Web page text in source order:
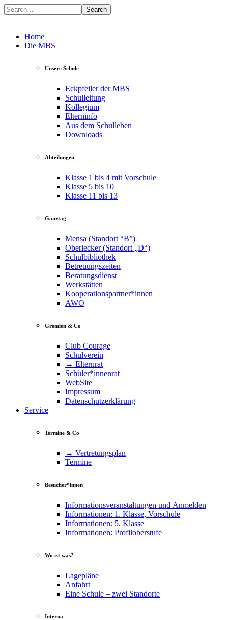
Search
Home
Die MBS
Unsere Schule
Eckpfeiler der MBS
Schulleitung
Kollegium
Elterninfo
Aus dem Schulleben
Downloads
Abteilungen
Klasse 1 bis 4 mit Vorschule
Klasse 5 bis 10
Klasse 11 bis 13
Ganztag
Mensa (Standort “B”)
Oberlecker (Standort „D“)
Schulbibliothek
Betreuungszeiten
Beratungsdienst
Werkstätten
Kooperationspartner*innen
AWO
Gremien & Co
Club Courage
Schulverein
→ Elternrat
Schüler*innenrat
WebSite
Impressum
Datenschutzerklärung
Service
Termine & Co
→ Vertretungsplan
Termine
Besucher*innen
Informationsveranstaltungen und Anmelden
Informationen: 1. Klasse, Vorschule
Informationen: 5. Klasse
Informationen: Profiloberstufe
Wo ist was?
Lagepläne
Anfahrt
Eine Schule – zwei Standorte
Interna